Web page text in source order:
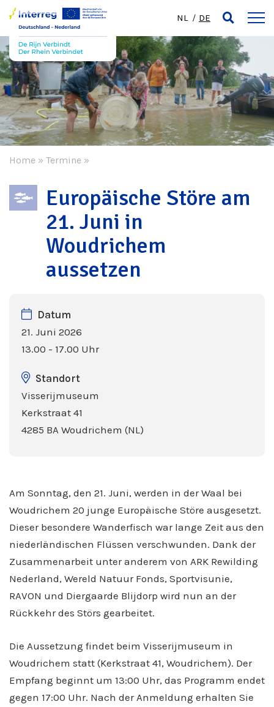
NL DE
Home » Termine »
Europäische Störe am
21. Juni in
Woudrichem
aussetzen
Datum
21. Juni 2026
13.00 - 17.00 Uhr
Standort
Visserijmuseum
Kerkstraat 41
4285 BA Woudrichem (NL)
Am Sonntag, den 21. Juni, werden in der Waal bei
Woudrichem 20 junge Europäische Störe ausgesetzt.
Dieser besondere Wanderfisch war lange Zeit aus den
niederländischen Flüssen verschwunden. Dank der
Zusammenarbeit unter anderem von ARK Rewilding
Nederland, Wereld Natuur Fonds, Sportvisunie,
RAVON und Diergaarde Blijdorp wird nun an der
Rückkehr des Störs gearbeitet.
Die Aussetzung findet beim Visserijmuseum in
Woudrichem statt (Kerkstraat 41, Woudrichem). Der
Empfang beginnt um 13:00 Uhr, das Programm endet
gegen 17:00 Uhr. Nach der Anmeldung erhalten Sie